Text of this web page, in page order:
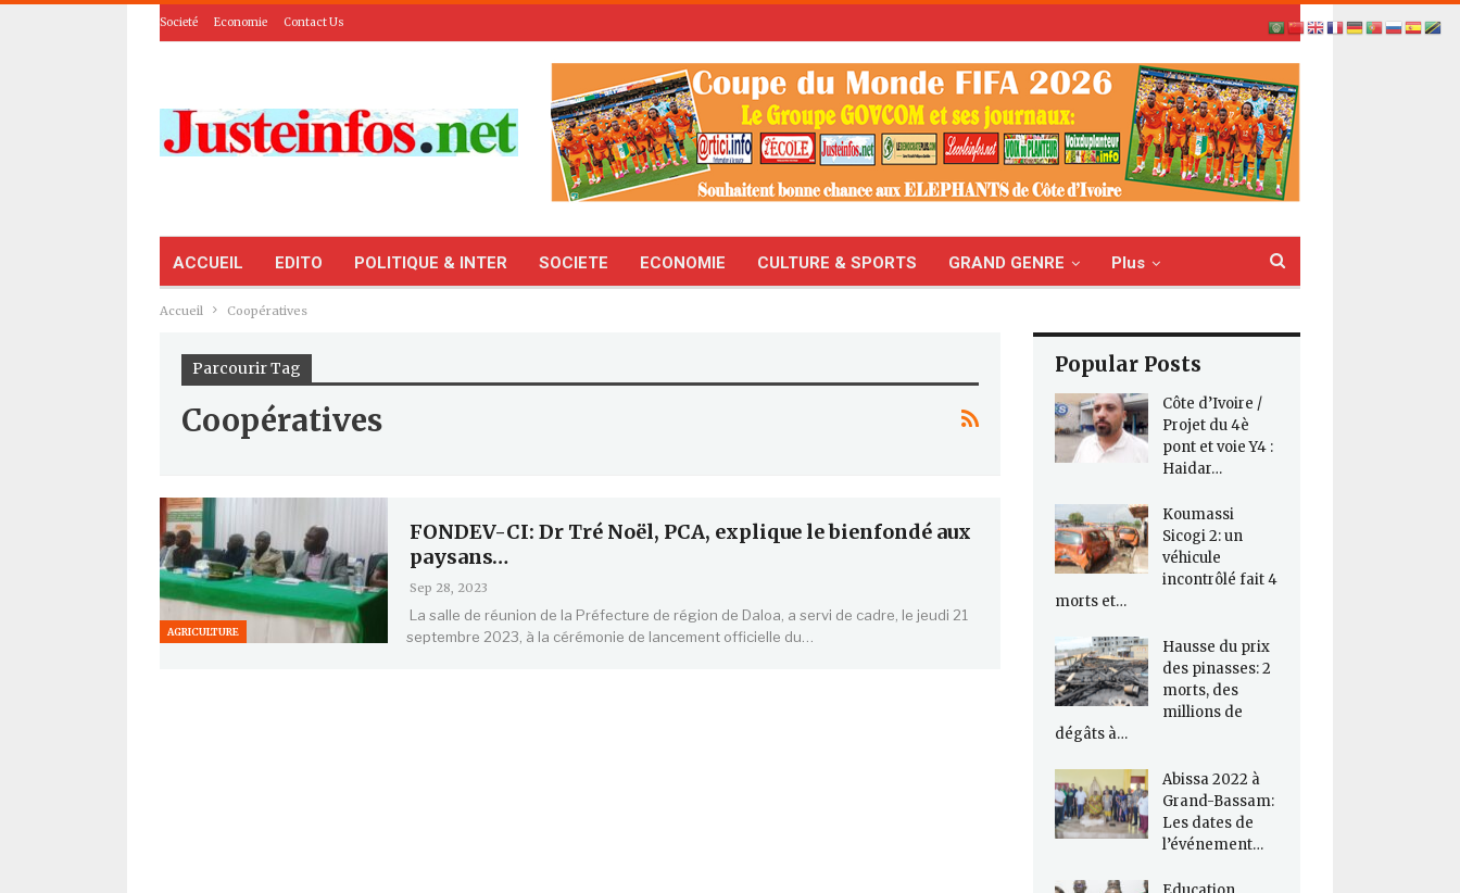
Societé Economie Contact Us
ACCUEIL EDITO POLITIQUE & INTER SOCIETE ECONOMIE CULTURE & SPORTS GRAND GENRE Plus
Accueil Coopératives
Parcourir Tag
Coopératives
AGRICULTURE
FONDEV-CI: Dr Tré Noël, PCA, explique le bienfondé aux
paysans…
Sep 28, 2023
La salle de réunion de la Préfecture de région de Daloa, a servi de cadre, le jeudi 21
septembre 2023, à la cérémonie de lancement officielle du…
Popular Posts
Côte d’Ivoire /
Projet du 4è
pont et voie Y4 :
Haidar…
Koumassi
Sicogi 2: un
véhicule
incontrôlé fait 4
morts et…
Hausse du prix
des pinasses: 2
morts, des
millions de
dégâts à…
Abissa 2022 à
Grand-Bassam:
Les dates de
l’événement…